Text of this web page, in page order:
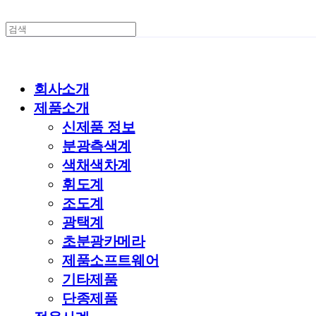
회사소개
제품소개
신제품 정보
분광측색계
색채색차계
휘도계
조도계
광택계
초분광카메라
제품소프트웨어
기타제품
단종제품